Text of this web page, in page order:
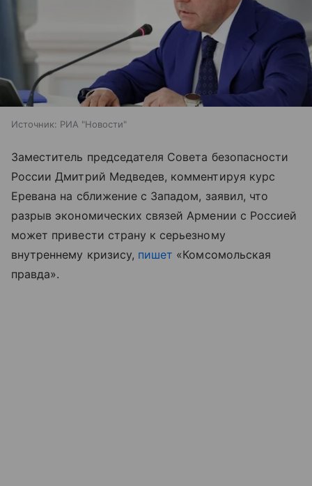
Источник: РИА "Новости"
Заместитель председателя Совета безопасности
России Дмитрий Медведев, комментируя курс
Еревана на сближение с Западом, заявил, что
разрыв экономических связей Армении с Россией
может привести страну к серьезному
внутреннему кризису, пишет «Комсомольская
правда».